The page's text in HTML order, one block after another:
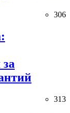
306
313